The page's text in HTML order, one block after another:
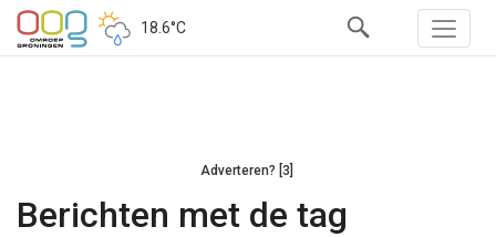
18.6°C
Adverteren? [3]
Berichten met de tag